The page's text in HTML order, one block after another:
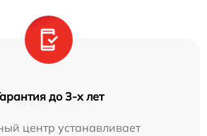
до 3-х лет
центр устанавливает